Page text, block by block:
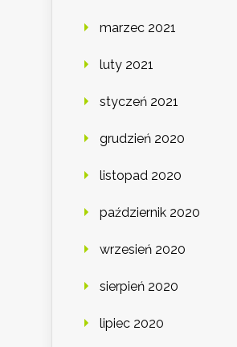
marzec 2021
luty 2021
styczeń 2021
grudzień 2020
listopad 2020
październik 2020
wrzesień 2020
sierpień 2020
lipiec 2020